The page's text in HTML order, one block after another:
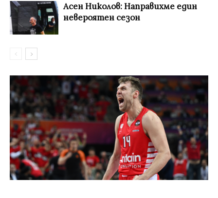
Асен Николов: Направихме един
невероятен сезон